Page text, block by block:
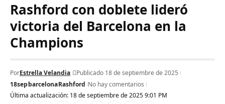
Rashford con doblete lideró
victoria del Barcelona en la
Champions
Última actualización: 18 de septiembre de 2025 9:01 PM
PorEstrella Velandia
Publicado 18 de septiembre de 2025
18sepbarcelonaRashford No hay comentarios